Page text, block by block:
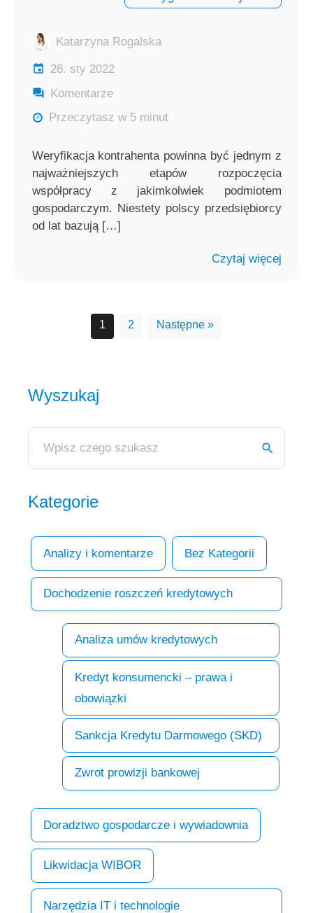
Katarzyna Rogalska
26. sty 2022
Komentarze
Przeczytasz w 5 minut
Weryfikacja kontrahenta powinna być jednym z
najważniejszych etapów rozpoczęcia
współpracy z jakimkolwiek podmiotem
gospodarczym. Niestety polscy przedsiębiorcy
od lat bazują […]
Czytaj więcej
1 2 Następne »
Wyszukaj
Kategorie
Analizy i komentarze Bez Kategorii
Dochodzenie roszczeń kredytowych
Analiza umów kredytowych
Kredyt konsumencki – prawa i
obowiązki
Sankcja Kredytu Darmowego (SKD)
Zwrot prowizji bankowej
Doradztwo gospodarcze i wywiadownia
Likwidacja WIBOR
Narzędzia IT i technologie